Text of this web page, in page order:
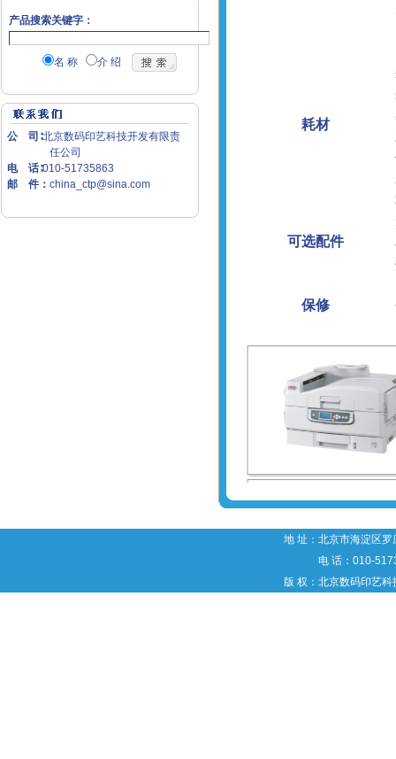
产品搜索关键字：
名 称 介 绍
公 司∶北京数码印艺科技开发有限责
任公司
电 话∶010-51735863
邮 件： china_ctp@sina.com
耗材
可选配件
保修
地 址：北京市海淀区
电 话：010-
版 权：北京数码印艺